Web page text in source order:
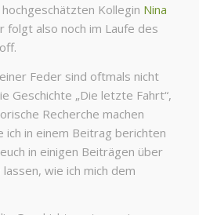
Kollegin Nina
folgt also noch im Laufe des
Feder sind oftmals nicht
Geschichte „Die letzte Fahrt“,
Recherche machen
in einem Beitrag berichten
in einigen Beiträgen über
wie ich mich dem